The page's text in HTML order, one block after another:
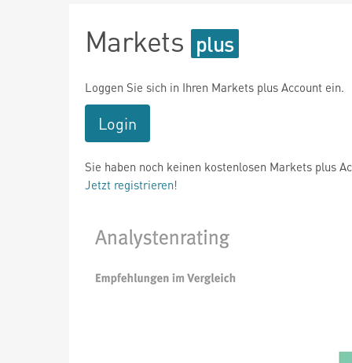
Markets
Loggen Sie sich in Ihren Markets plus Account ein.
Login
Sie haben noch keinen kostenlosen Markets plus
Jetzt registrieren!